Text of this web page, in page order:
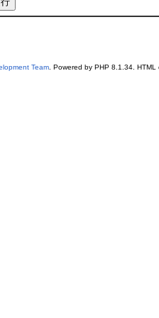
Team. Powered by PHP 8.1.34. HTML